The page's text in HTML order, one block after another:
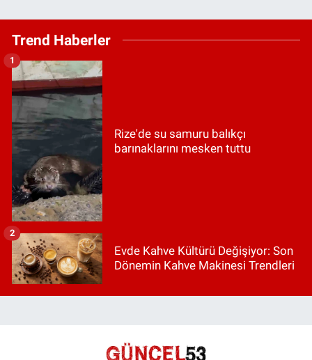
Trend Haberler
Rize'de su samuru balıkçı
barınaklarını mesken tuttu
1
Evde Kahve Kültürü Değişiyor: Son
Dönemin Kahve Makinesi Trendleri
2